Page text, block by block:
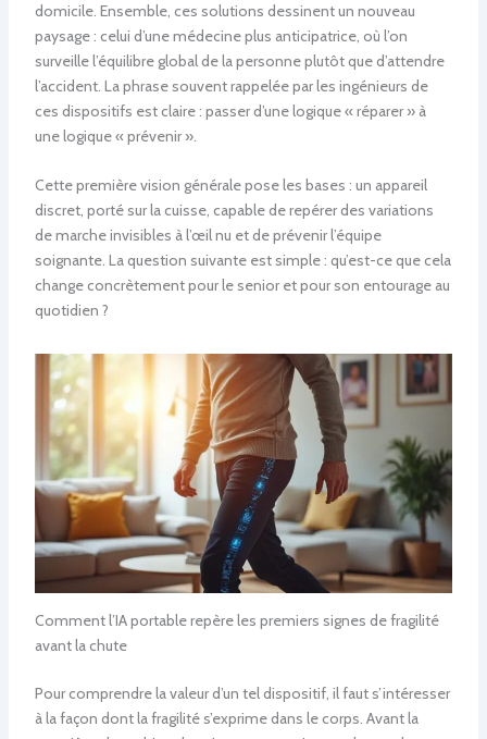
domicile. Ensemble, ces solutions dessinent un nouveau
paysage : celui d’une médecine plus anticipatrice, où l’on
surveille l’équilibre global de la personne plutôt que d’attendre
l’accident. La phrase souvent rappelée par les ingénieurs de
ces dispositifs est claire : passer d’une logique « réparer » à
une logique « prévenir ».
Cette première vision générale pose les bases : un appareil
discret, porté sur la cuisse, capable de repérer des variations
de marche invisibles à l’œil nu et de prévenir l’équipe
soignante. La question suivante est simple : qu’est-ce que cela
change concrètement pour le senior et pour son entourage au
quotidien ?
Comment l’IA portable repère les premiers signes de fragilité
avant la chute
Pour comprendre la valeur d’un tel dispositif, il faut s’intéresser
à la façon dont la fragilité s’exprime dans le corps. Avant la